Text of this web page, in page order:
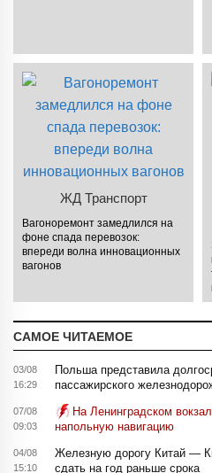
ЖД Транспорт
Вагоноремонт замедлился на
фоне спада перевозок:
впереди волна инновационных
вагонов
САМОЕ ЧИТАЕМОЕ
03/08
16:29
Польша представила
пассажирского
07/08
09:03
На Ленинградском
напольную навигацию
04/08
15:10
Железную дорогу Китай —
сдать на год раньше срока